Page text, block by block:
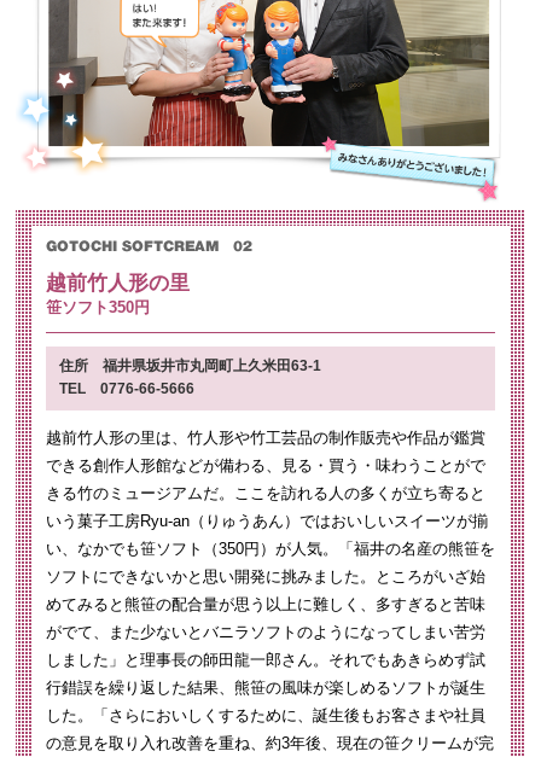
越前竹人形の里
笹ソフト350円
住所 福井県坂井市丸岡町上久米田63-1
TEL 0776-66-5666
越前竹人形の里は、竹人形や竹工芸品の制作販売や作品が鑑賞
できる創作人形館などが備わる、見る・買う・味わうことがで
きる竹のミュージアムだ。ここを訪れる人の多くが立ち寄ると
いう菓子工房Ryu-an（りゅうあん）ではおいしいスイーツが揃
い、なかでも笹ソフト（350円）が人気。「福井の名産の熊笹を
ソフトにできないかと思い開発に挑みました。ところがいざ始
めてみると熊笹の配合量が思う以上に難しく、多すぎると苦味
がでて、また少ないとバニラソフトのようになってしまい苦労
しました」と理事長の師田龍一郎さん。それでもあきらめず試
行錯誤を繰り返した結果、熊笹の風味が楽しめるソフトが誕生
した。「さらにおいしくするために、誕生後もお客さまや社員
の意見を取り入れ改善を重ね、約3年後、現在の笹クリームが完